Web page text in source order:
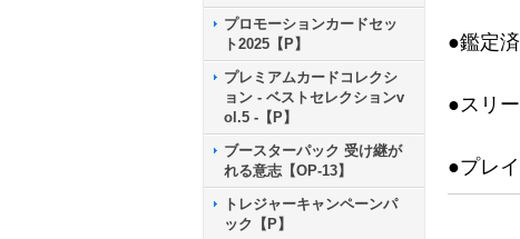
プロモーションカードセッ
ト2025【P】
プレミアムカードコレクシ
ョン - ベストセレクションv
ol.5 -【P】
ブースターパック 受け継が
れる意志【OP-13】
トレジャーキャンペーンパ
ック【P】
●鑑定
●スリ
●プレ